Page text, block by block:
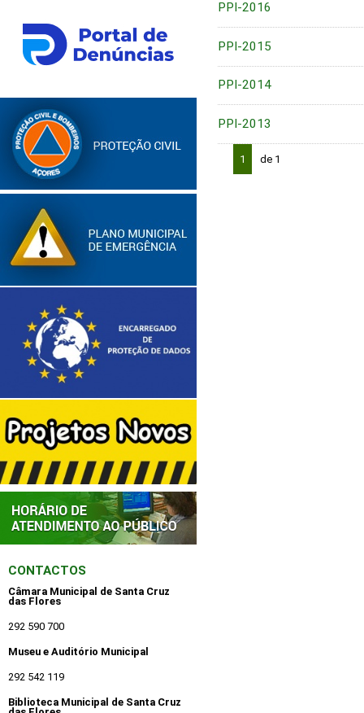
CONTACTOS
Câmara Municipal de Santa Cruz
das Flores
292 590 700
Museu e Auditório Municipal
292 542 119
Biblioteca Municipal de Santa Cruz
PPI-2016
PPI-2015
PPI-2014
PPI-2013
1 de 1